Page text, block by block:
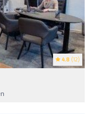
4.8 (12)